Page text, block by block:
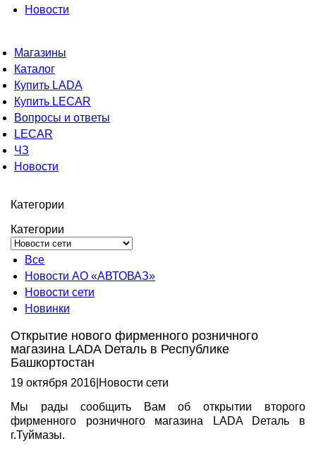
Новости
Магазины
Каталог
Купить LADA
Купить LECAR
Вопросы и ответы
LECAR
ЧЗ
Новости
Категории
Категории
Все
Новости АО «АВТОВАЗ»
Новости сети
Новинки
Открытие нового фирменного розничного
магазина LADA Dеталь в Республике
Башкортостан
19 октября 2016 Новости сети
Мы рады сообщить Вам об открытии второго
фирменного розничного магазина LADA Dеталь в
г.Туймазы.